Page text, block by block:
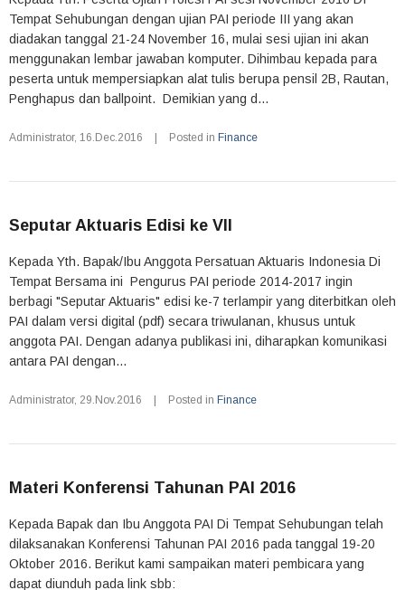
Tempat Sehubungan dengan ujian PAI periode III yang akan
diadakan tanggal 21-24 November 16, mulai sesi ujian ini akan
menggunakan lembar jawaban komputer. Dihimbau kepada para
peserta untuk mempersiapkan alat tulis berupa pensil 2B, Rautan,
Penghapus dan ballpoint. Demikian yang d...
Administrator, 16.Dec.2016 Posted in Finance
Seputar Aktuaris Edisi ke VII
Kepada Yth. Bapak/Ibu Anggota Persatuan Aktuaris Indonesia Di
Tempat Bersama ini Pengurus PAI periode 2014-2017 ingin
berbagi "Seputar Aktuaris" edisi ke-7 terlampir yang diterbitkan oleh
PAI dalam versi digital (pdf) secara triwulanan, khusus untuk
anggota PAI. Dengan adanya publikasi ini, diharapkan komunikasi
antara PAI dengan...
Administrator, 29.Nov.2016 Posted in Finance
Materi Konferensi Tahunan PAI 2016
Kepada Bapak dan Ibu Anggota PAI Di Tempat Sehubungan telah
dilaksanakan Konferensi Tahunan PAI 2016 pada tanggal 19-20
Oktober 2016. Berikut kami sampaikan materi pembicara yang
dapat diunduh pada link sbb: